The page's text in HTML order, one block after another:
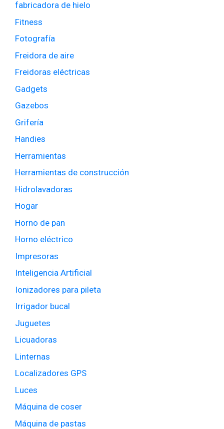
fabricadora de hielo
Fitness
Fotografía
Freidora de aire
Freidoras eléctricas
Gadgets
Gazebos
Grifería
Handies
Herramientas
Herramientas de construcción
Hidrolavadoras
Hogar
Horno de pan
Horno eléctrico
Impresoras
Inteligencia Artificial
Ionizadores para pileta
Irrigador bucal
Juguetes
Licuadoras
Linternas
Localizadores GPS
Luces
Máquina de coser
Máquina de pastas